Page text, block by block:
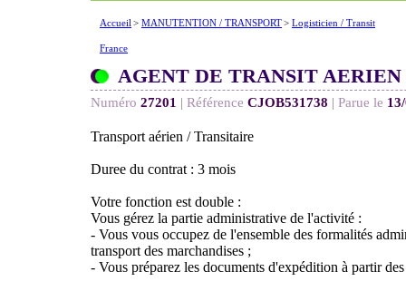
Accueil > MANUTENTION / TRANSPORT> Logisticien / Transit
France
AGENT DE TRANSIT AERIEN
Numéro 27201 | Référence CJOB531738 | Parue le
Transport aérien / Transitaire
Duree du contrat : 3 mois
Votre fonction est double :
Vous gérez la partie administrative de l'activité :
- Vous vous occupez de l'ensemble des formalités
transport des marchandises ;
- Vous préparez les documents d'expédition à partir